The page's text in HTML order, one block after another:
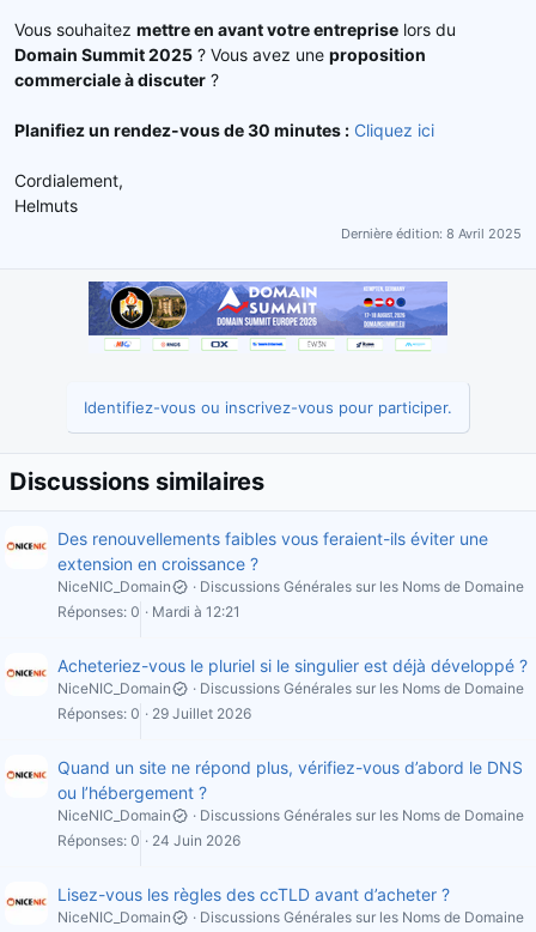
Vous souhaitez mettre en avant votre entreprise lors du
Domain Summit 2025 ? Vous avez une proposition
commerciale à discuter ?
Planifiez un rendez-vous de 30 minutes : Cliquez ici
Cordialement,
Helmuts
Dernière édition: 8 Avril 2025
Identifiez-vous ou inscrivez-vous pour participer.
Discussions similaires
Des renouvellements faibles vous feraient-ils éviter une
extension en croissance ?
NiceNIC_Domain
Discussions Générales sur les Noms de Domaine
Réponses 0 Mardi à 12:21
Acheteriez-vous le pluriel si le singulier est déjà développé ?
NiceNIC_Domain
Discussions Générales sur les Noms de Domaine
Réponses 0 29 Juillet 2026
Quand un site ne répond plus, vérifiez-vous d’abord le DNS
ou l’hébergement ?
NiceNIC_Domain
Discussions Générales sur les Noms de Domaine
Réponses 0 24 Juin 2026
Lisez-vous les règles des ccTLD avant d’acheter ?
NiceNIC_Domain
Discussions Générales sur les Noms de Domaine